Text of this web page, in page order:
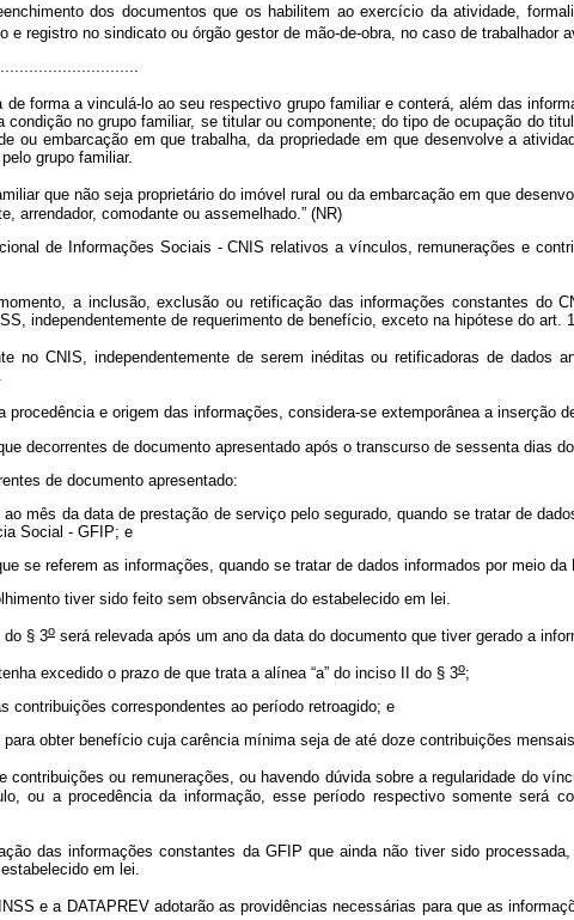
dos documentos que os habilitem ao exercício da atividade,
e registro no sindicato ou órgão gestor de mão-de-obra, no caso de trabalhador
forma a vinculá-lo ao seu respectivo grupo familiar e conterá, além das
no grupo familiar, se titular ou componente; do tipo de ocupação do
ou embarcação em que trabalha, da propriedade em que desenvolve a
grupo familiar.
que não seja proprietário do imóvel rural ou da embarcação em que
arrendador, comodante ou assemelhado.” (NR)
de Informações Sociais - CNIS relativos a vínculos, remunerações e
a inclusão, exclusão ou retificação das informações constantes do
independentemente de requerimento de benefício, exceto na hipótese do art.
no CNIS, independentemente de serem inéditas ou retificadoras de dados
e origem das informações, considera-se extemporânea a inserção
decorrentes de documento apresentado após o transcurso de sessenta dias
de documento apresentado:
mês da data de prestação de serviço pelo segurado, quando se tratar de
Social - GFIP; e
se referem as informações, quando se tratar de dados informados por meio
tiver sido feito sem observância do estabelecido em lei.
do § 3o será relevada após um ano da data do documento que tiver gerado a
excedido o prazo de que trata a alínea “a” do inciso II do § 3o;
contribuições correspondentes ao período retroagido; e
para obter benefício cuja carência mínima seja de até doze contribuições
ou remunerações, ou havendo dúvida sobre a regularidade do
ou a procedência da informação, esse período respectivo somente será
das informações constantes da GFIP que ainda não tiver sido
em lei.
e a DATAPREV adotarão as providências necessárias para que as